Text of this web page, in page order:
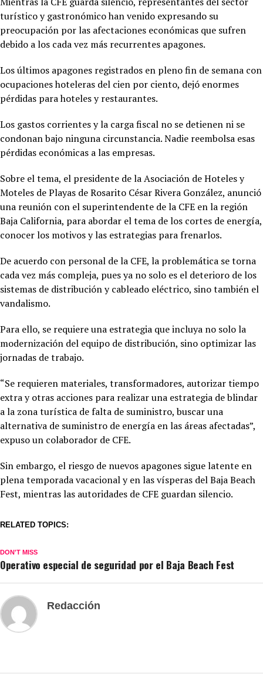
turístico y gastronómico han venido expresando su
preocupación por las afectaciones económicas que sufren
debido a los cada vez más recurrentes apagones.
Los últimos apagones registrados en pleno fin de semana con
ocupaciones hoteleras del cien por ciento, dejó enormes
pérdidas para hoteles y restaurantes.
Los gastos corrientes y la carga fiscal no se detienen ni se
condonan bajo ninguna circunstancia. Nadie reembolsa esas
pérdidas económicas a las empresas.
Sobre el tema, el presidente de la Asociación de Hoteles y
Moteles de Playas de Rosarito César Rivera González, anunció
una reunión con el superintendente de la CFE en la región
Baja California, para abordar el tema de los cortes de energía,
conocer los motivos y las estrategias para frenarlos.
De acuerdo con personal de la CFE, la problemática se torna
cada vez más compleja, pues ya no solo es el deterioro de los
sistemas de distribución y cableado eléctrico, sino también el
vandalismo.
Para ello, se requiere una estrategia que incluya no solo la
modernización del equipo de distribución, sino optimizar las
jornadas de trabajo.
“Se requieren materiales, transformadores, autorizar tiempo
extra y otras acciones para realizar una estrategia de blindar
a la zona turística de falta de suministro, buscar una
alternativa de suministro de energía en las áreas afectadas”,
expuso un colaborador de CFE.
Sin embargo, el riesgo de nuevos apagones sigue latente en
plena temporada vacacional y en las vísperas del Baja Beach
Fest, mientras las autoridades de CFE guardan silencio.
RELATED TOPICS:
DON'T MISS
Operativo especial de seguridad por el Baja Beach Fest
Redacción